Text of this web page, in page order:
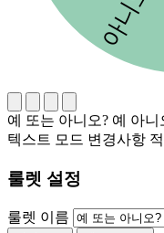
예 또는 아니오? 예 아니
텍스트 모드 변경사항
룰렛 설정
룰렛 이름